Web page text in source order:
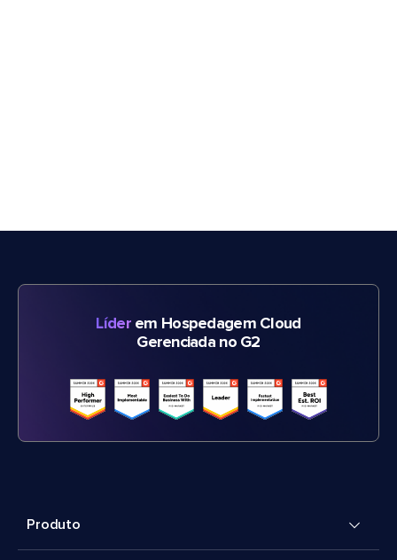
Líderem Hospedagem Cloud
Gerenciada no G2
Produto